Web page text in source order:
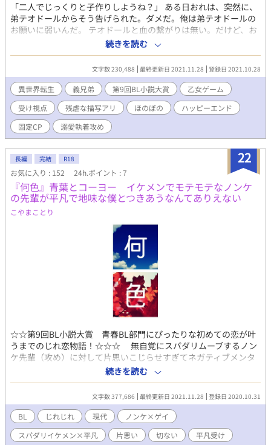
「二人でじっくりと子作りしようね？」 ある日おれは、突然に、
弟テオドールからそう告げられた。ダメだ。俺は弟テオドールの
お願いに弱いんだ。 テオドールと血の繋がりは無い。だけど、お
れはそれ以上の絆で繋がっていると思っていたのに！違う意味で
繋がるなんて、そんなの全く想定外なんだよ！！ この世界は、乙
女ゲーム「育め！Love and Plant～愛と豊穣の女神に愛されし乙
女～」の世界じゃなかったのか？！攻略対象者同士でBLしてる
し、ゲームの主人公“恵みの乙女”は腐女子だし！ もっとも、その
世界そのままならおれシリル・フォレスターは死んでるけど
ね！？今世こそやりたいことをやるって決めたのに！！おれは一
体どうしたらいいんだ！？！？！ これは、おれと弟の、おれと弟
による、おれと弟のための真実の愛の物語。………たぶん。 溺愛
な兄（転生者）の固定CP。 ※義弟ですが主人公のこだわりで弟と
表記されています。 ※ときに虐待や残虐描写が入ります。
続きを読む
文字数 230,488 最終更新日 2021.11.28 登録日 2021.10.28
異世界転生 義兄弟 第9回BL小説大賞
乙女ゲーム
受け視点
残虐な描写アリ ほのぼの
ハッピーエンド
固定CP
溺愛執着攻め
22
長編 完結 R18
お気に入り : 152 24h.ポイント : 7
『何色』青葉とコーヨー イケメンでモテモテなノンケ
の先輩が平凡で地味な僕とつきあうなんてありえない
こやまことり
☆☆第9回BL小説大賞 青春BL部門にぴったりな初めての恋が叶
うまでのじれ恋物語！☆☆☆ 無自覚にスパダリムーブするノン
ケ先輩（攻め）に対して片思いこじらせすぎてネガティブメンタ
ルな後輩（受け）がひたすらじれじれしまくる話。 （※本編完
結。今後、不定期に番外編更新予定） ● 大学二年生の嵐山光洋こ
とコーヨーは、サークルの先輩である三木青葉をひそかに思って
いた。しかし「相手にその気はない」とあきらめて、せめて普通
の先輩後輩らしくしようと振舞ってきた。普通の後輩らしい笑顔
を作って、普通の後輩らしい会話をして。――心の中の気持ち
は、すべて押し隠して。 なのに。 青葉にピアスを開けたことをき
続きを読む
文字数 377,686 最終更新日 2021.11.28 登録日 2020.10.31
BL じれじれ 現代
ノンケ×ゲイ
スパダリイケメン×平凡
片思い 切ない 平凡受け